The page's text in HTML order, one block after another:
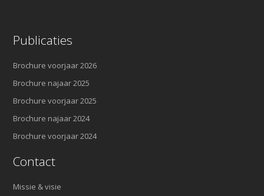
Publicaties
Brochure voorjaar 2026
Brochure najaar 2025
Brochure voorjaar 2025
Brochure najaar 2024
Brochure voorjaar 2024
Contact
Missie & visie